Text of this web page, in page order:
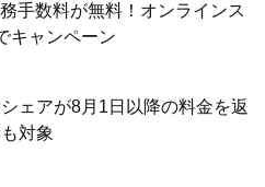
手数料が無料！オンラインス
キャンペーン
ェアが8月1日以降の料金を返
対象